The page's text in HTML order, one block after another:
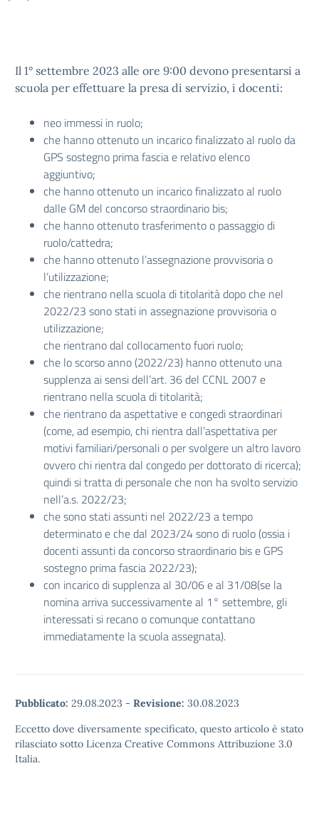
Il 1° settembre 2023 alle ore 9:00 devono presentarsi a
scuola per effettuare la presa di servizio, i docenti:
neo immessi in ruolo;
che hanno ottenuto un incarico finalizzato al ruolo da
GPS sostegno prima fascia e relativo elenco
aggiuntivo;
che hanno ottenuto un incarico finalizzato al ruolo
dalle GM del concorso straordinario bis;
che hanno ottenuto trasferimento o passaggio di
ruolo/cattedra;
che hanno ottenuto l’assegnazione provvisoria o
l’utilizzazione;
che rientrano nella scuola di titolarità dopo che nel
2022/23 sono stati in assegnazione provvisoria o
utilizzazione;
che rientrano dal collocamento fuori ruolo;
che lo scorso anno (2022/23) hanno ottenuto una
supplenza ai sensi dell’art. 36 del CCNL 2007 e
rientrano nella scuola di titolarità;
che rientrano da aspettative e congedi straordinari
(come, ad esempio, chi rientra dall’aspettativa per
motivi familiari/personali o per svolgere un altro lavoro
ovvero chi rientra dal congedo per dottorato di ricerca);
quindi si tratta di personale che non ha svolto servizio
nell’a.s. 2022/23;
che sono stati assunti nel 2022/23 a tempo
determinato e che dal 2023/24 sono di ruolo (ossia i
docenti assunti da concorso straordinario bis e GPS
sostegno prima fascia 2022/23);
con incarico di supplenza al 30/06 e al 31/08(se la
nomina arriva successivamente al 1° settembre, gli
interessati si recano o comunque contattano
immediatamente la scuola assegnata).
Pubblicato: 29.08.2023 - Revisione: 30.08.2023
Eccetto dove diversamente specificato, questo articolo è stato
rilasciato sotto Licenza Creative Commons Attribuzione 3.0
Italia.